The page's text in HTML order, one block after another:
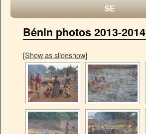
SE
Bénin photos 2013-2014
[Show as slideshow]